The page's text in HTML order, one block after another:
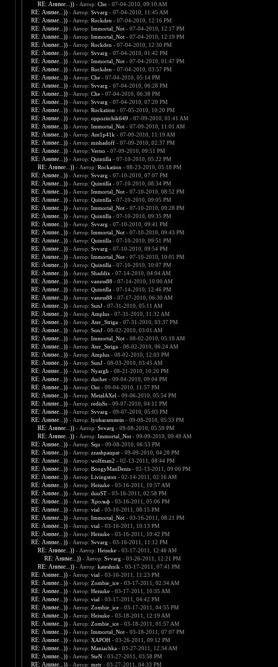
RE: Аниме...)) - Автор: Che- 07-04-2010, 09:10 AM
RE: Аниме...)) - Автор: Svvarg - 07-04-2010, 11:45 AM
RE: Аниме...)) - Автор: Rockden - 07-04-2010, 12:16 PM
RE: Аниме...)) - Автор: Immortal_Not- 07-04-2010, 12:17 PM
RE: Аниме...)) - Автор: Immortal_Not- 07-04-2010, 12:19 PM
RE: Аниме...)) - Автор: Rockden - 07-04-2010, 12:30 PM
RE: Аниме...)) - Автор: Svvarg - 07-04-2010, 01:42 PM
RE: Аниме...)) - Автор: Immortal_Not- 07-04-2010, 01:47 PM
RE: Аниме...)) - Автор: Rockden - 07-04-2010, 03:57 PM
RE: Аниме...)) - Автор: Che- 07-04-2010, 05:14 PM
RE: Аниме...)) - Автор: Svvarg - 07-04-2010, 06:28 PM
RE: Аниме...)) - Автор: Che- 07-04-2010, 06:38 PM
RE: Аниме...)) - Автор: Svvarg - 07-04-2010, 07:20 PM
RE: Аниме...)) - Автор: Rockation - 07-05-2010, 10:20 PM
RE: Аниме...)) - Автор: oppozitchik649 - 07-09-2010, 01:41 AM
RE: Аниме...)) - Автор: Immortal_Not- 07-09-2010, 11:01 AM
RE: Аниме...)) - Автор: Ant1p41k - 07-09-2010, 11:19 AM
RE: Аниме...)) - Автор: mishadoff- 07-09-2010, 02:37 PM
RE: Аниме...)) - Автор: Verno - 07-09-2010, 09:51 PM
RE: Аниме...)) - Автор: Quintilla- 07-10-2010, 05:22 PM
RE: Аниме...)) - Автор: Rockation - 08-23-2010, 05:18 PM
RE: Аниме...)) - Автор: Svvarg - 07-10-2010, 07:07 PM
RE: Аниме...)) - Автор: Quintilla- 07-10-2010, 08:34 PM
RE: Аниме...)) - Автор: Immortal_Not- 07-10-2010, 08:52 PM
RE: Аниме...)) - Автор: Quintilla- 07-10-2010, 09:05 PM
RE: Аниме...)) - Автор: Immortal_Not- 07-10-2010, 09:28 PM
RE: Аниме...)) - Автор: Quintilla- 07-10-2010, 09:35 PM
RE: Аниме...)) - Автор: Svvarg - 07-10-2010, 09:41 PM
RE: Аниме...)) - Автор: Immortal_Not- 07-10-2010, 09:43 PM
RE: Аниме...)) - Автор: Quintilla- 07-10-2010, 09:51 PM
RE: Аниме...)) - Автор: Svvarg - 07-10-2010, 09:54 PM
RE: Аниме...)) - Автор: Immortal_Not- 07-10-2010, 10:01 PM
RE: Аниме...)) - Автор: Quintilla- 07-10-2010, 10:07 PM
RE: Аниме...)) - Автор: Shaddix - 07-14-2010, 04:04 AM
RE: Аниме...)) - Автор: vaness88 - 07-14-2010, 10:00 AM
RE: Аниме...)) - Автор: Quintilla- 07-14-2010, 12:46 PM
RE: Аниме...)) - Автор: vaness88 - 07-17-2010, 06:30 AM
RE: Аниме...)) - Автор: SunJ- 07-31-2010, 05:11 AM
RE: Аниме...)) - Автор: Amplus- 07-31-2010, 11:32 AM
RE: Аниме...)) - Автор: Ater_Striga- 07-31-2010, 03:37 PM
RE: Аниме...)) - Автор: SunJ- 08-02-2010, 03:01 AM
RE: Аниме...)) - Автор: Immortal_Not- 08-02-2010, 05:18 AM
RE: Аниме...)) - Автор: Ater_Striga- 08-02-2010, 06:24 AM
RE: Аниме...)) - Автор: Amplus- 08-02-2010, 12:03 PM
RE: Аниме...)) - Автор: SunJ- 08-03-2010, 03:45 AM
RE: Аниме...)) - Автор: Nyargh - 08-21-2010, 10:20 PM
RE: Аниме...)) - Автор: ducher- 09-04-2010, 09:04 PM
RE: Аниме...)) - Автор: Oni - 09-04-2010, 11:57 PM
RE: Аниме...)) - Автор: MetalAXel - 09-06-2010, 05:54 PM
RE: Аниме...)) - Автор: redisSs- 09-07-2010, 04:11 PM
RE: Аниме...)) - Автор: Svvarg - 09-07-2010, 05:03 PM
RE: Аниме...)) - Автор: lyoharamstein - 09-08-2010, 05:53 PM
RE: Аниме...)) - Автор: Svvarg - 09-08-2010, 05:59 PM
RE: Аниме...)) - Автор: Immortal_Not- 09-09-2010, 09:49 AM
RE: Аниме...)) - Автор: Squ - 09-08-2010, 06:53 PM
RE: Аниме...)) - Автор: zzashpaupat- 09-09-2010, 04:28 PM
RE: Аниме...)) - Автор: wolfman2 - 02-13-2011, 08:44 PM
RE: Аниме...)) - Автор: BoogyManDenis- 02-13-2011, 09:00 PM
RE: Аниме...)) - Автор: Livingston - 02-14-2011, 02:16 AM
RE: Аниме...)) - Автор: Heisuke- 03-16-2011, 10:57 AM
RE: Аниме...)) - Автор: duuST- 03-16-2011, 02:58 PM
RE: Аниме...)) - Автор: Хрольф- 03-16-2011, 05:06 PM
RE: Аниме...)) - Автор: vial - 03-16-2011, 08:15 PM
RE: Аниме...)) - Автор: Immortal_Not- 03-16-2011, 08:21 PM
RE: Аниме...)) - Автор: vial - 03-16-2011, 10:13 PM
RE: Аниме...)) - Автор: Heisuke- 03-16-2011, 10:42 PM
RE: Аниме...)) - Автор: Svvarg - 03-16-2011, 11:12 PM
RE: Аниме...)) - Автор: Heisuke- 03-17-2011, 12:46 AM
RE: Аниме...)) - Автор: Svvarg - 03-26-2011, 12:21 PM
RE: Аниме...)) - Автор: kateshnik - 03-17-2011, 07:41 PM
RE: Аниме...)) - Автор: vial - 03-16-2011, 11:23 PM
RE: Аниме...)) - Автор: Zombie_ice- 03-17-2011, 02:34 AM
RE: Аниме...)) - Автор: Heisuke- 03-17-2011, 10:35 AM
RE: Аниме...)) - Автор: vial - 03-17-2011, 04:42 PM
RE: Аниме...)) - Автор: Zombie_ice- 03-17-2011, 04:55 PM
RE: Аниме...)) - Автор: Heisuke- 03-18-2011, 12:19 AM
RE: Аниме...)) - Автор: Zombie_ice- 03-18-2011, 01:57 AM
RE: Аниме...)) - Автор: Immortal_Not- 03-18-2011, 07:07 PM
RE: Аниме...)) - Автор: XAPOH- 03-26-2011, 09:12 PM
RE: Аниме...)) - Автор: Maniachka- 03-27-2011, 12:34 AM
RE: Аниме...)) - Автор: SteN- 03-27-2011, 03:58 PM
RE: Аниме...)) - Автор: metr- 03-27-2011, 04:33 PM